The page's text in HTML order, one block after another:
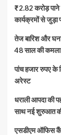
₹2.82 करोड़ पाने
कार्यक्रमों से जुड़ा
तेज बारिश और
48 साल की
पांच हजार रुपए के
अरेस्ट
धराली आपदा की
साथ नई शुरुआत
एसडीएम ऑफिस